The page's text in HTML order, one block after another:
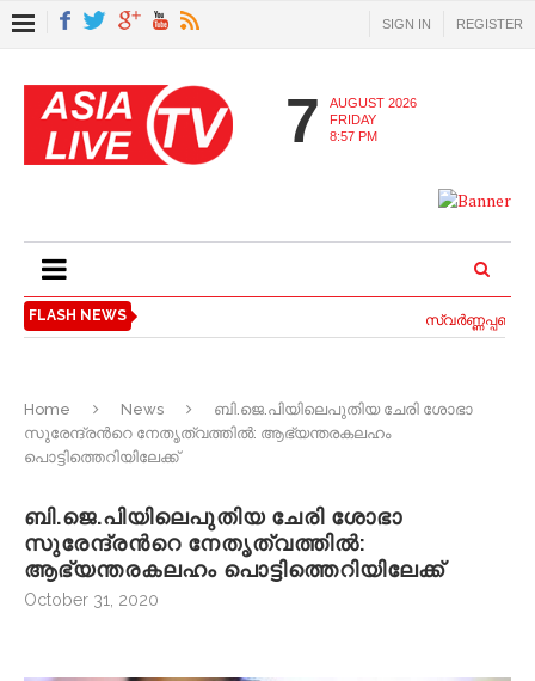
SIGN IN REGISTER
7
AUGUST 2026
FRIDAY
8:57 PM
FLASH NEWS സ്വര്‍ണ്ണപ്പണയ
Home News
ബി.ജെ.പിയിലെപുതിയ ചേരി ശോഭാ
സുരേന്ദ്രന്‍റെ നേതൃത്വത്തില്‍: ആഭ്യന്തരകലഹം
പൊട്ടിത്തെറിയിലേക്ക്
ബി.ജെ.പിയിലെപുതിയ ചേരി ശോഭാ
സുരേന്ദ്രന്‍റെ നേതൃത്വത്തില്‍:
ആഭ്യന്തരകലഹം പൊട്ടിത്തെറിയിലേക്ക്
October 31, 2020